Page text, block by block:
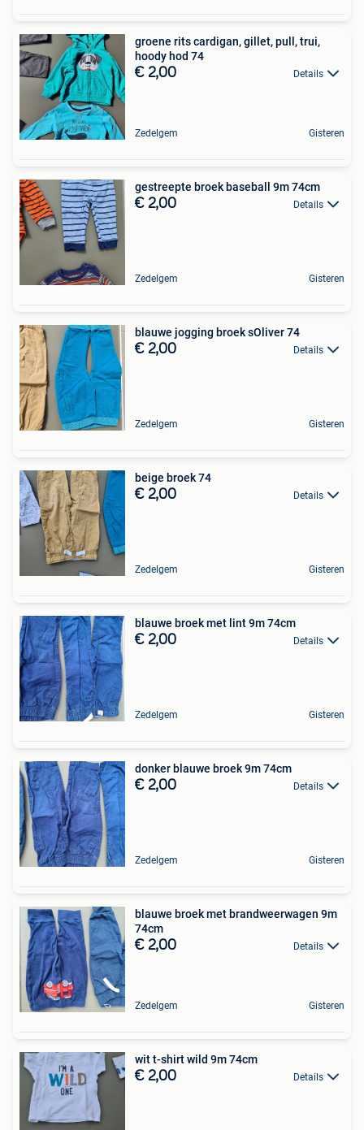
groene rits cardigan, gillet, pull, trui,
hoody hod 74
€ 2,00 Details
Zedelgem Gisteren
gestreepte broek baseball 9m 74cm
€ 2,00 Details
Zedelgem Gisteren
blauwe jogging broek sOliver 74
€ 2,00 Details
Zedelgem Gisteren
beige broek 74
€ 2,00 Details
Zedelgem Gisteren
blauwe broek met lint 9m 74cm
€ 2,00 Details
Zedelgem Gisteren
donker blauwe broek 9m 74cm
€ 2,00 Details
Zedelgem Gisteren
blauwe broek met brandweerwagen 9m
74cm
€ 2,00 Details
Zedelgem Gisteren
wit t-shirt wild 9m 74cm
€ 2,00 Details